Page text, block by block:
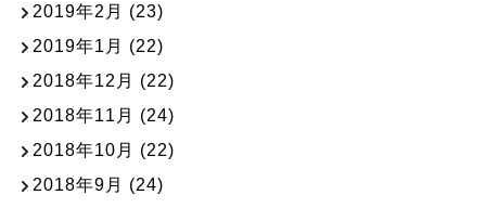
2019年2月 (23)
2019年1月 (22)
2018年12月 (22)
2018年11月 (24)
2018年10月 (22)
2018年9月 (24)